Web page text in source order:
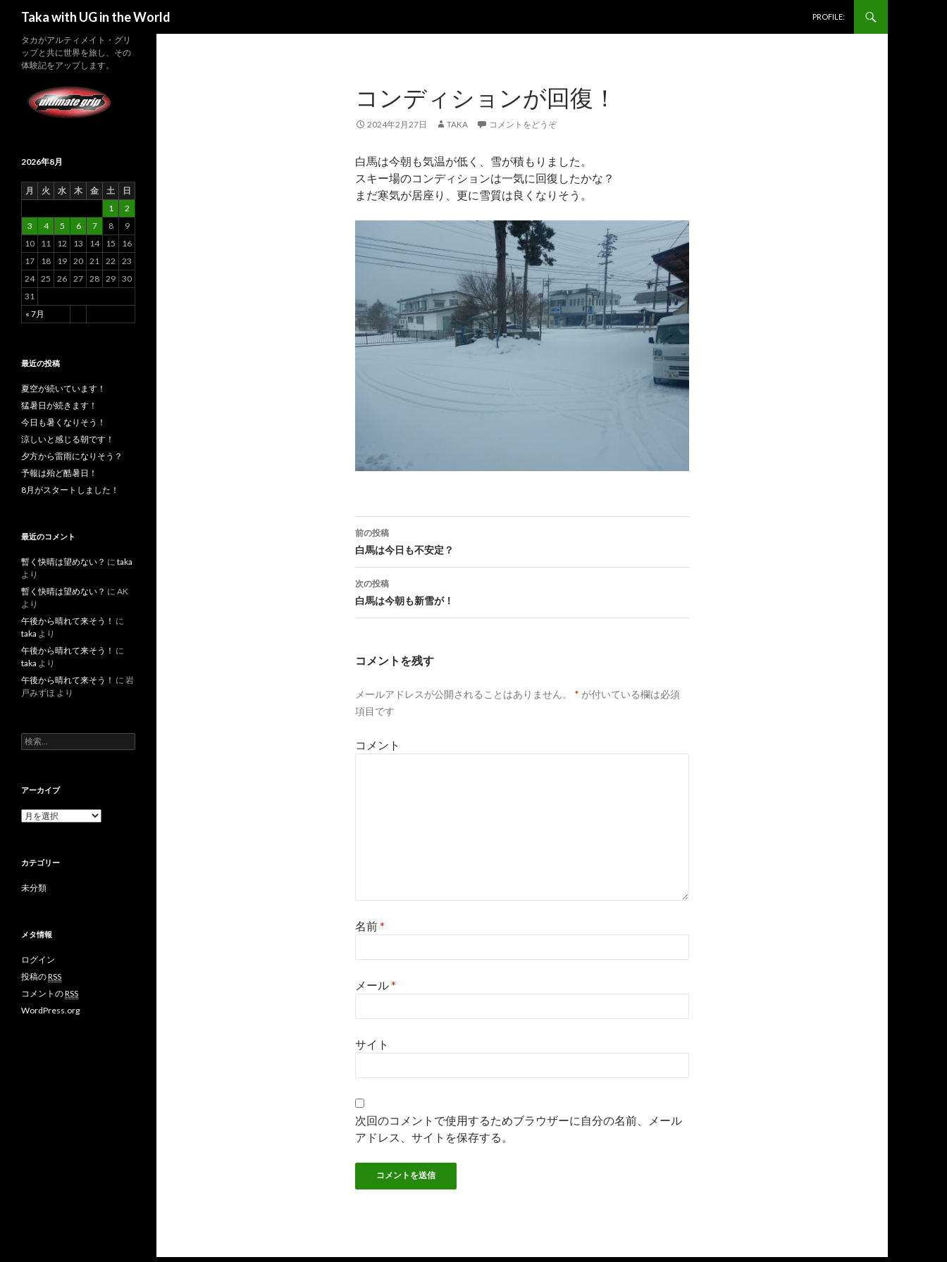
Taka with UG in the World
PROFILE:
コンディションが回復！
2024年2月27日 TAKA コメントをどうぞ
白馬は今朝も気温が低く、雪が積もりました。
スキー場のコンディションは一気に回復したかな？
まだ寒気が居座り、更に雪質は良くなりそう。
投稿ナビゲーション
前の投稿
白馬は今日も不安定？
次の投稿
白馬は今朝も新雪が！
コメントを残す
メールアドレスが公開されることはありません。 * が付いている欄は必須
項目です
コメント
名前*
メール*
サイト
次回のコメントで使用するためブラウザーに自分の名前、メール
アドレス、サイトを保存する。
タカがアルティメイト・グリ
ップと共に世界を旅し、その
体験記をアップします。
2026年8月
月 火 水 木 金 土 日
« 7月
1
2
3
4 5 6 7 8
9
10
11 12 13 14 15
16
17
18 19 20 21 22
23
24 25 26 27 28 29 30
31
最近の投稿
夏空が続いています！
猛暑日が続きます！
今日も暑くなりそう！
涼しいと感じる朝です！
夕方から雷雨になりそう？
予報は殆ど酷暑日！
8月がスタートしました！
最近のコメント
暫く快晴は望めない？ に taka
より
暫く快晴は望めない？ に AK
より
午後から晴れて来そう！ に
taka より
午後から晴れて来そう！ に
taka より
午後から晴れて来そう！ に 岩
戸みずほ より
検索:
アーカイブ
アーカイブ
カテゴリー
未分類
メタ情報
ログイン
投稿のRSS
コメントのRSS
WordPress.org